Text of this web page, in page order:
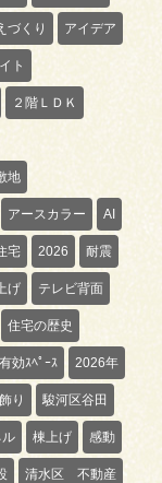
づくり アイデア
ト
２階ＬＤＫ
地
アースカラー AI
宅 2026 耐震
げ テレビ背面
住宅の歴史
有効ｽﾍﾟｰｽ 2026年
り 駿河区谷田
ル 棟上げ 感動
清水区 不動産